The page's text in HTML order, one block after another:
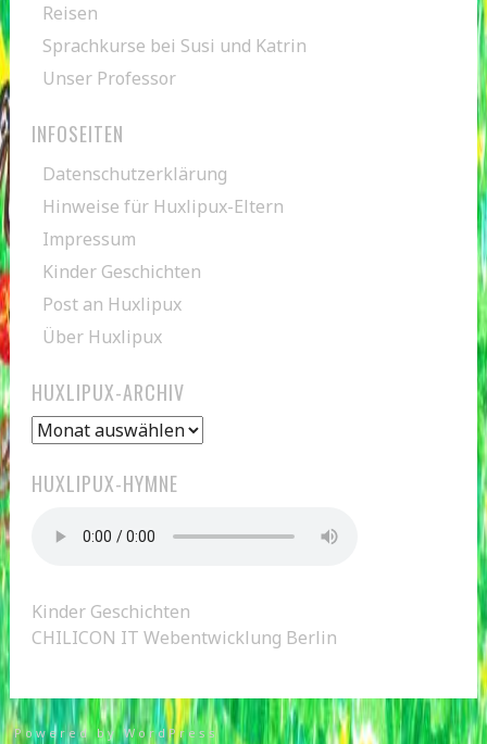
Reisen
Sprachkurse bei Susi und Katrin
Unser Professor
INFOSEITEN
Datenschutzerklärung
Hinweise für Huxlipux-Eltern
Impressum
Kinder Geschichten
Post an Huxlipux
Über Huxlipux
HUXLIPUX-ARCHIV
Huxlipux-
HUXLIPUX-HYMNE
Kinder Geschichten
CHILICON IT Webentwicklung Berlin
Powered by WordPress